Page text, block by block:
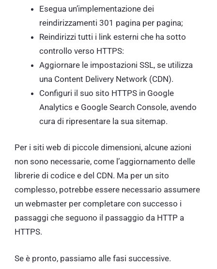
Esegua un’implementazione dei
reindirizzamenti 301 pagina per pagina;
Reindirizzi tutti i link esterni che ha sotto
controllo verso HTTPS:
Aggiornare le impostazioni SSL, se utilizza
una Content Delivery Network (CDN).
Configuri il suo sito HTTPS in Google
Analytics e Google Search Console, avendo
cura di ripresentare la sua sitemap.
Per i siti web di piccole dimensioni, alcune azioni
non sono necessarie, come l’aggiornamento delle
librerie di codice e del CDN. Ma per un sito
complesso, potrebbe essere necessario assumere
un webmaster per completare con successo i
passaggi che seguono il passaggio da HTTP a
HTTPS.
Se è pronto, passiamo alle fasi successive.